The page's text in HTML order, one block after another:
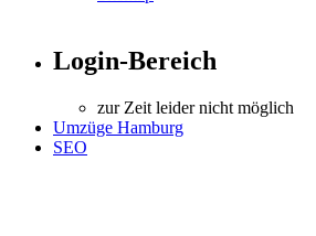
Login-Bereich
zur Zeit leider nicht möglich
Umzüge Hamburg
SEO